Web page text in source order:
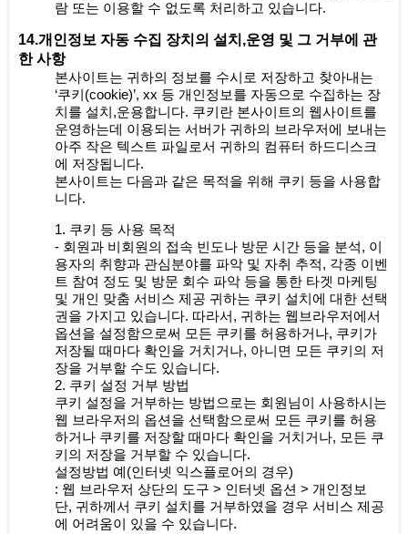
람 또는 이용할 수 없도록 처리하고 있습니다.
14.개인정보 자동 수집 장치의 설치,운영 및 그 거부에 관
한 사항
본사이트는 귀하의 정보를 수시로 저장하고 찾아내는
‘쿠키(cookie)’, xx 등 개인정보를 자동으로 수집하는 장
치를 설치,운용합니다. 쿠키란 본사이트의 웹사이트를
운영하는데 이용되는 서버가 귀하의 브라우저에 보내는
아주 작은 텍스트 파일로서 귀하의 컴퓨터 하드디스크
에 저장됩니다.
본사이트는 다음과 같은 목적을 위해 쿠키 등을 사용합
니다.
1. 쿠키 등 사용 목적
- 회원과 비회원의 접속 빈도나 방문 시간 등을 분석, 이
용자의 취향과 관심분야를 파악 및 자취 추적, 각종 이벤
트 참여 정도 및 방문 회수 파악 등을 통한 타겟 마케팅
및 개인 맞춤 서비스 제공 귀하는 쿠키 설치에 대한 선택
권을 가지고 있습니다. 따라서, 귀하는 웹브라우저에서
옵션을 설정함으로써 모든 쿠키를 허용하거나, 쿠키가
저장될 때마다 확인을 거치거나, 아니면 모든 쿠키의 저
장을 거부할 수도 있습니다.
2. 쿠키 설정 거부 방법
쿠키 설정을 거부하는 방법으로는 회원님이 사용하시는
웹 브라우저의 옵션을 선택함으로써 모든 쿠키를 허용
하거나 쿠키를 저장할 때마다 확인을 거치거나, 모든 쿠
키의 저장을 거부할 수 있습니다.
설정방법 예(인터넷 익스플로어의 경우)
: 웹 브라우저 상단의 도구 > 인터넷 옵션 > 개인정보
단, 귀하께서 쿠키 설치를 거부하였을 경우 서비스 제공
에 어려움이 있을 수 있습니다.